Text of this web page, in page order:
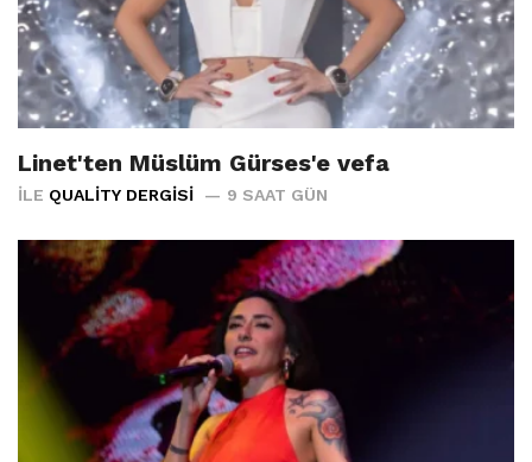
Linet'ten Müslüm Gürses'e vefa
İLE QUALITY DERGISI 9 SAAT GÜN